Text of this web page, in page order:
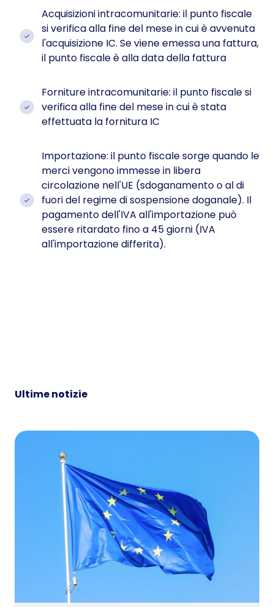
Acquisizioni intracomunitarie: il punto fiscale
si verifica alla fine del mese in cui è avvenuta
l'acquisizione IC. Se viene emessa una fattura,
il punto fiscale è alla data della fattura
Forniture intracomunitarie: il punto fiscale si
verifica alla fine del mese in cui è stata
effettuata la fornitura IC
Importazione: il punto fiscale sorge quando le
merci vengono immesse in libera
circolazione nell'UE (sdoganamento o al di
fuori del regime di sospensione doganale). Il
pagamento dell'IVA all'importazione può
essere ritardato fino a 45 giorni (IVA
all'importazione differita).
Ultime notizie